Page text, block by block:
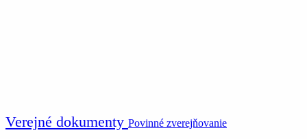
Verejné dokumenty Povinné zverejňovanie